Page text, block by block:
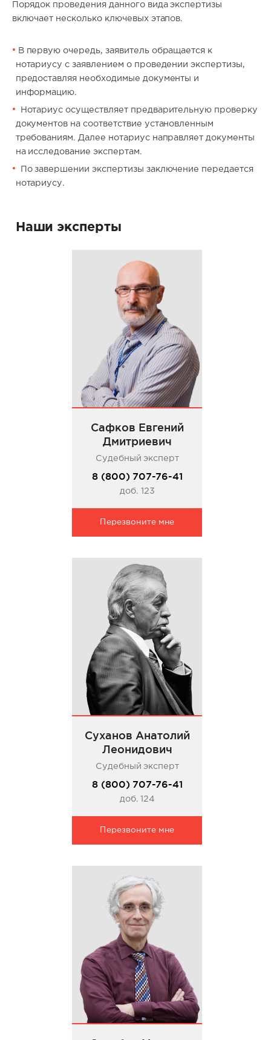
Порядок проведения данного вида экспертизы
включает несколько ключевых этапов.
В первую очередь, заявитель обращается к
нотариусу с заявлением о проведении экспертизы,
предоставляя необходимые документы и
информацию.
Нотариус осуществляет предварительную проверку
документов на соответствие установленным
требованиям. Далее нотариус направляет документы
на исследование экспертам.
По завершении экспертизы заключение передается
нотариусу.
Наши эксперты
Сафков Евгений
Дмитриевич
Судебный эксперт
8 (800) 707-76-41
доб. 123
Перезвоните мне
Суханов Анатолий
Леонидович
Судебный эксперт
8 (800) 707-76-41
доб. 124
Перезвоните мне